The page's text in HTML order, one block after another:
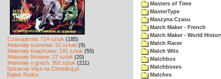
Czasopisma: 714 sztuk (185)
Materiały scenowe: 32 sztuki (9)
Materiały książkowe: 141 sztuk (55)
Materiały firmowe: 27 sztuk (20)
Materiały o grach: 351 sztuk (211)
Spiżarnia Voya na Chomikuj.pl
Bajtek Redux
Masters of Time
MasterType
Maszyna Czasu
Match Maker - French
Match Maker - World
Match Racer
Match Wits
Matchbox
Matchboxes
Matches